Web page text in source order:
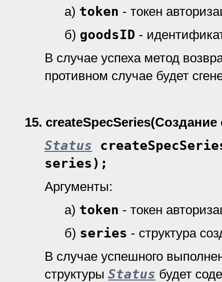
а) token - токен
б) goodsID -
В случае успеха метод
противном случае будет
15. createSpecSeries(Создание
Status
series);
Аргументы:
а) token - токен
б) series - структура
В случае успешного
структуры Status будет